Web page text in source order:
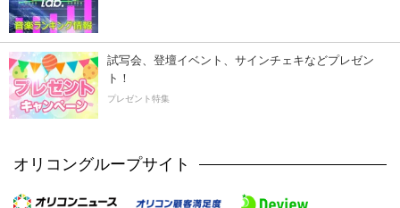
試写会、登壇イベント、サインチェキなどプレゼン
ト！
プレゼント特集
オリコングループサイト